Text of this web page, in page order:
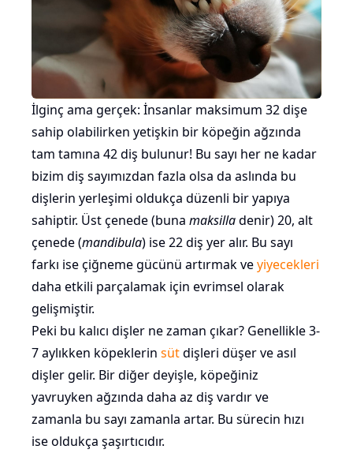
İlginç ama gerçek: İnsanlar maksimum 32 dişe
sahip olabilirken yetişkin bir köpeğin ağzında
tam tamına 42 diş bulunur! Bu sayı her ne kadar
bizim diş sayımızdan fazla olsa da aslında bu
dişlerin yerleşimi oldukça düzenli bir yapıya
sahiptir. Üst çenede (buna maksilladenir) 20, alt
çenede (mandibula) ise 22 diş yer alır. Bu sayı
farkı ise çiğneme gücünü artırmak veyiyecekleri
daha etkili parçalamak için evrimsel olarak
gelişmiştir.
Peki bu kalıcı dişler ne zaman çıkar? Genellikle 3-
7 aylıkken köpeklerin sütdişleri düşer ve asıl
dişler gelir. Bir diğer deyişle, köpeğiniz
yavruyken ağzında daha az diş vardır ve
zamanla bu sayı zamanla artar. Bu sürecin hızı
ise oldukça şaşırtıcıdır.